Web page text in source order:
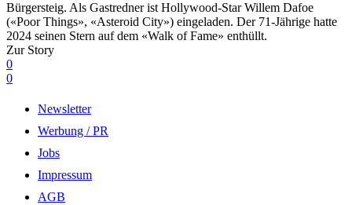
Bürgersteig. Als Gastredner ist Hollywood-Star Willem Dafoe
(«Poor Things», «Asteroid City») eingeladen. Der 71-Jährige hatte
2024 seinen Stern auf dem «Walk of Fame» enthüllt.
Zur Story
0
0
Newsletter
Werbung / PR
Jobs
Impressum
AGB